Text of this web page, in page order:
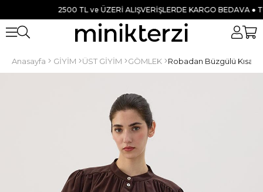
2500 TL ve ÜZERİ ALIŞVERİŞLERDE KARGO BEDAVA ● TÜM
Anasayfa GİYİM ÜST GİYİM GÖMLEK Robadan Büzgülü Kısa